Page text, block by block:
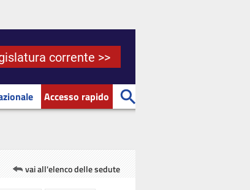
corrente >>
Accesso rapido
vai all'elenco delle sedute